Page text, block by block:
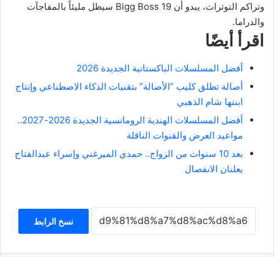
وتراكم التوترات، يبدو أن Bigg Boss 19 سيظل مليئاً بالمفاجآت
والدراما.
اقرأ أيضًا
أفضل المسلسلات الباكستانية الجديدة 2026
أصالة تطلق كليب “الأصالة” بتقنيات الذكاء الاصطناعي وإنتاج
ابنتها شام الذهبي
أفضل المسلسلات الهندية الرومانسية الجديدة 2026-2027..
مواعيد العرض والقنوات الناقلة
بعد 10 سنوات من الزواج.. حمدي الميرغني وإسراء عبدالفتاح
يعلنان الانفصال
نسخ الرابط